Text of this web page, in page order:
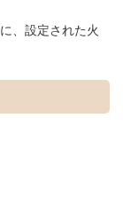
、設定された火